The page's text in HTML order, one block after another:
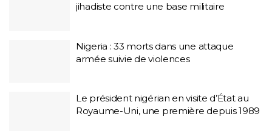
jihadiste contre une base militaire
Nigeria : 33 morts dans une attaque
armée suivie de violences
Le président nigérian en visite d’État au
Royaume-Uni, une première depuis 1989